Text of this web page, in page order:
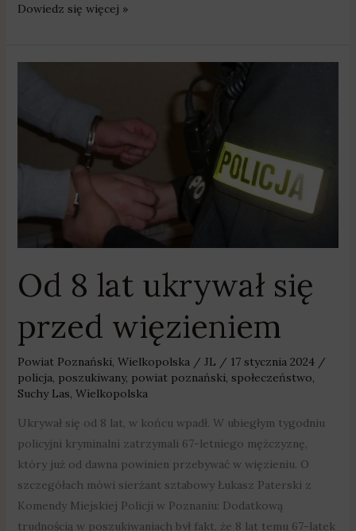
Dowiedz się więcej »
Od 8 lat ukrywał się
przed więzieniem
Powiat Poznański, Wielkopolska/ JL / 17 stycznia 2024 /
policja, poszukiwany, powiat poznański, społeczeństwo,
Suchy Las, Wielkopolska
Ukrywał się od 8 lat, w końcu wpadł. W ubiegłym tygodniu
policyjni kryminalni zatrzymali 67-letniego mężczyznę,
który już od dawna powinien przebywać w więzieniu. O
szczegółach mówi sierżant sztabowy Łukasz Paterski z
Komendy Miejskiej Policji w Poznaniu: Dodatkową
trudnością w poszukiwaniach był fakt, że 8 lat temu 67-latek
ukrywał
więzieniem